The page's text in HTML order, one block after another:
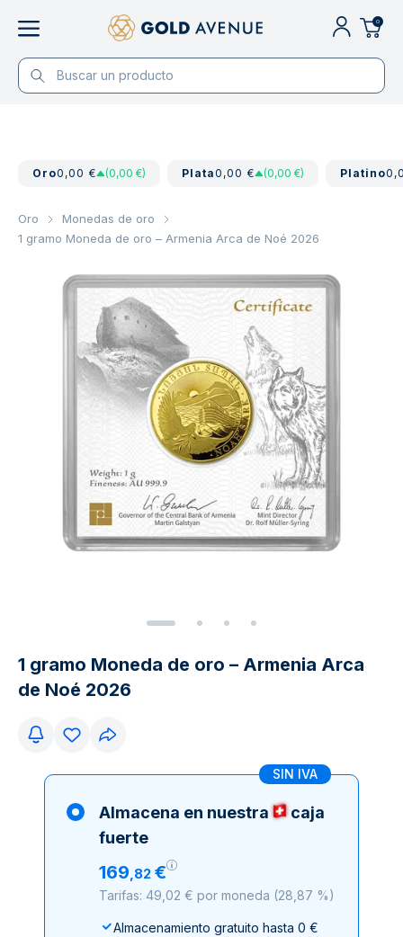
0
Oro0,00 € (0,00 €) Plata0,00 € (0,00 €) Platino
Oro
Monedas de oro
1 gramo Moneda de oro – Armenia Arca de Noé 2026
1 gramo Moneda de oro – Armenia Arca
de Noé 2026
SIN IVA
Almacena en nuestra
caja
fuerte
169,82 €
Tarifas: 49,02 € por moneda (28,87 %)
Almacenamiento gratuito hasta 0 €